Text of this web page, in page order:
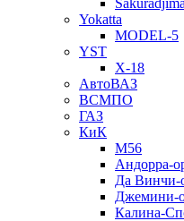
Yokatta
MODEL-5
YST
X-18
АвтоВАЗ
ВСМПО
ГАЗ
КиК
M56
Андорра-
Да Винчи-
Джемини-
Калина-